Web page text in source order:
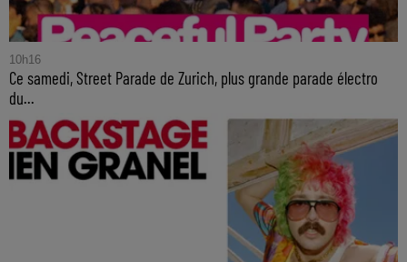
10h16
Ce samedi, Street Parade de Zurich, plus grande parade électro
du...